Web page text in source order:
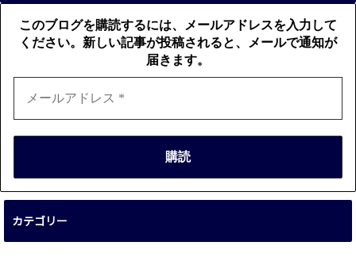
このブログを購読するには、メールアドレスを入力して
ください。新しい記事が投稿されると、メールで通知が
届きます。
カテゴリー